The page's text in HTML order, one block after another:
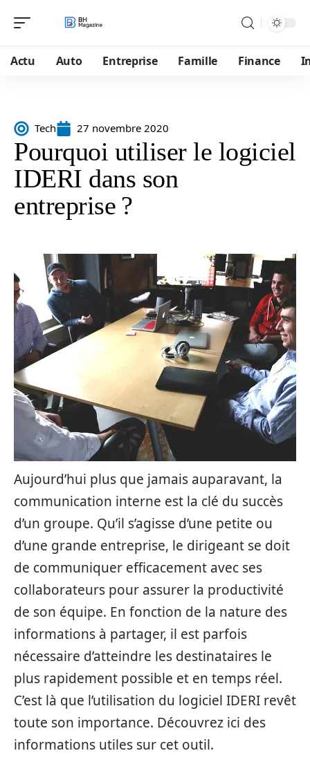
Actu Auto Entreprise Famille Finance
Tech 27 novembre 2020
Pourquoi utiliser le logiciel
IDERI dans son
entreprise ?
Aujourd’hui plus que jamais auparavant, la
communication interne est la clé du succès
d’un groupe. Qu’il s’agisse d’une petite ou
d’une grande entreprise, le dirigeant se doit
de communiquer efficacement avec ses
collaborateurs pour assurer la productivité
de son équipe. En fonction de la nature des
informations à partager, il est parfois
nécessaire d’atteindre les destinataires le
plus rapidement possible et en temps réel.
C’est là que l’utilisation du logiciel IDERI revêt
toute son importance. Découvrez ici des
informations utiles sur cet outil.